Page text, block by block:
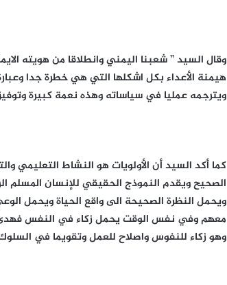
وقال السيد ” شعبنا اليمني وانطلاقا من هويته
هيمنة الأعداء بكل اشكلها التي هي خطرة جدا
ويترجمه عمليا في سياساته وهذه نعمة كبيرة
كما أكد السيد أن الأولويات هو النشاط التعليمي
الصحيح ويقدم النموذج الحقيقي للإنسان المسلم
ويحمل النظرة الصحيحة الى واقع الحياة ويحمل
معهم وفي نفس الوقت يحمل زكاء في النفس فهدى
وهو زكاء للنفوس واصلاح للعمل وتقويما في